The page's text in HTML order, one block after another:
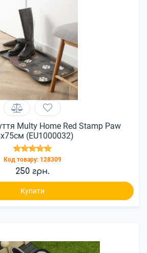
Multy Home Red Stamp Paw
(EU1000032)
Код товару: 128309
250 грн.
Купити